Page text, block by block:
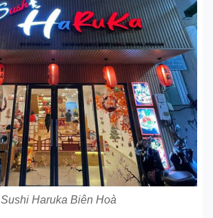
Sushi Haruka Biên Hoà